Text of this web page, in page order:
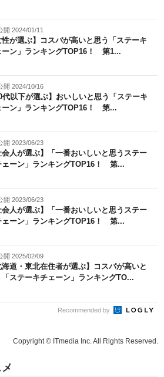
開 2024/01/11
性が選ぶ】コスパが高いと思う「ステーキ
ーン」ランキングTOP16！ 第1...
開 2024/10/16
代以下が選ぶ】おいしいと思う「ステーキ
ーン」ランキングTOP16！ 第...
開 2023/06/23
会人が選ぶ】「一番おいしいと思うステー
ェーン」ランキングTOP16！ 第...
開 2023/06/23
会人が選ぶ】「一番おいしいと思うステー
ェーン」ランキングTOP16！ 第...
開 2025/02/09
海道・東北在住者が選ぶ】コスパが高いと
「ステーキチェーン」ランキングTO...
Recommended by
Copyright © ITmedia Inc. All Rights Reserved.